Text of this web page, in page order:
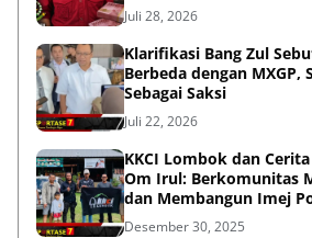
Juli 28, 2026
Klarifikasi Bang Zul
Berbeda dengan MXGP,
Sebagai Saksi
Juli 22, 2026
KKCI Lombok dan
Om Irul: Berkomunitas
dan Membangun Imej
Desember 30, 2025